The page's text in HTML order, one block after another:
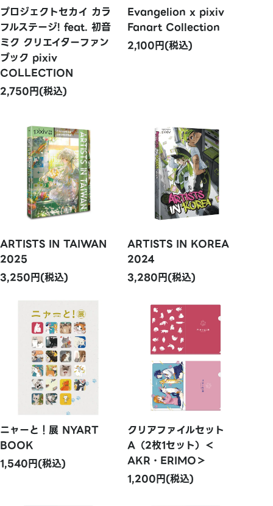
プロジェクトセカイ カラ
フルステージ! feat. 初音
ミク クリエイターファン
ブック pixiv
COLLECTION
2,750円(税込)
Evangelion x pixiv
Fanart Collection
2,100円(税込)
ARTISTS IN TAIWAN
2025
3,250円(税込)
ARTISTS IN KOREA
2024
3,280円(税込)
ニャーと！展 NYART
BOOK
1,540円(税込)
クリアファイルセット
A（2枚1セット）＜
AKR・ERIMO＞
1,200円(税込)